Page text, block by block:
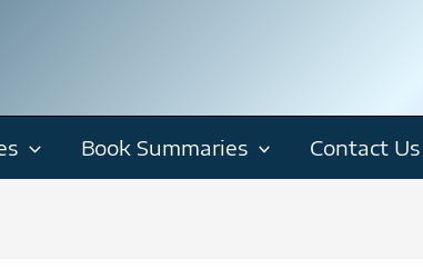
Book Summaries Contact Us